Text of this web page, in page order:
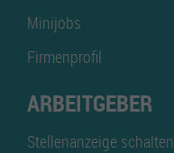
Minijobs
Firmenprofil
ARBEITGEBER
Stellenanzeige schalten